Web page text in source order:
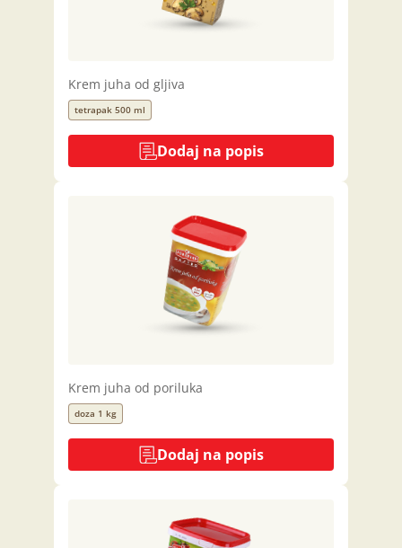
Krem juha od gljiva
tetrapak 500 ml
Dodaj na popis
Krem juha od poriluka
doza 1 kg
Dodaj na popis